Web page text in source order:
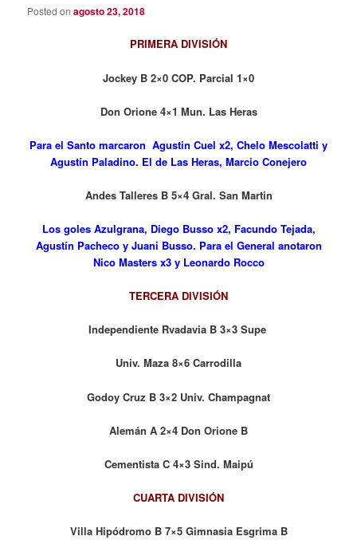
Posted onagosto 23, 2018
PRIMERA DIVISIÓN
Jockey B 2×0 COP. Parcial 1×0
Don Orione 4×1 Mun. Las Heras
Para el Santo marcaron Agustin Cuel x2, Chelo Mescolatti y
Agustín Paladino. El de Las Heras, Marcio Conejero
Andes Talleres B 5×4 Gral. San Martin
Los goles Azulgrana, Diego Busso x2, Facundo Tejada,
Agustín Pacheco y Juani Busso. Para el General anotaron
Nico Masters x3 y Leonardo Rocco
TERCERA DIVISIÓN
Independiente Rvadavia B 3×3 Supe
Univ. Maza 8×6 Carrodilla
Godoy Cruz B 3×2 Univ. Champagnat
Alemán A 2×4 Don Orione B
Cementista C 4×3 Sind. Maipú
CUARTA DIVISIÓN
Villa Hipódromo B 7×5 Gimnasia Esgrima B